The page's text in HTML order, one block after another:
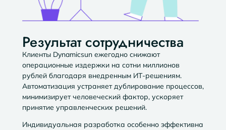
Результат сотрудничества
Клиенты Dynamicsun ежегодно снижают
операционные издержки на сотни миллионов
рублей благодаря внедренным ИТ-решениям.
Автоматизация устраняет дублирование процессов,
минимизирует человеческий фактор, ускоряет
принятие управленческих решений.
Индивидуальная разработка особенно эффективна